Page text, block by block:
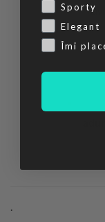
Sporty
Elegant
Îmi